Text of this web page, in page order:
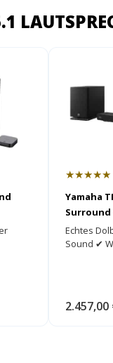
★★★★★
Yamaha
Surround
Echtes
Sound ✔
2.457,00